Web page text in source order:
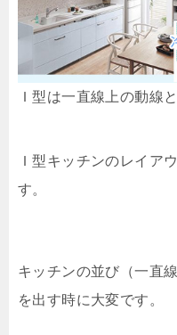
Ｉ型は一直線上の動線
Ｉ型キッチンのレイア
す。
キッチンの並び（一直
を出す時に大変です。